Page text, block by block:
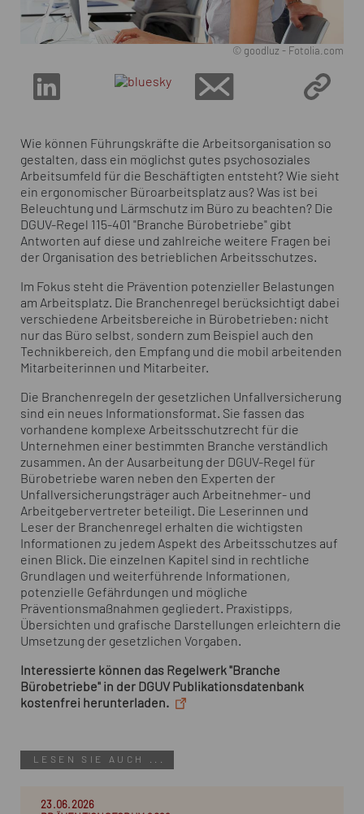
© goodluz - Fotolia.com
Wie können Führungskräfte die Arbeitsorganisation so
gestalten, dass ein möglichst gutes psychosoziales
Arbeitsumfeld für die Beschäftigten entsteht? Wie sieht
ein ergonomischer Büroarbeitsplatz aus? Was ist bei
Beleuchtung und Lärmschutz im Büro zu beachten? Die
DGUV-Regel 115-401 "Branche Bürobetriebe" gibt
Antworten auf diese und zahlreiche weitere Fragen bei
der Organisation des betrieblichen Arbeitsschutzes.
Im Fokus steht die Prävention potenzieller Belastungen
am Arbeitsplatz. Die Branchenregel berücksichtigt dabei
verschiedene Arbeitsbereiche in Bürobetrieben: nicht
nur das Büro selbst, sondern zum Beispiel auch den
Technikbereich, den Empfang und die mobil arbeitenden
Mitarbeiterinnen und Mitarbeiter.
Die Branchenregeln der gesetzlichen Unfallversicherung
sind ein neues Informationsformat. Sie fassen das
vorhandene komplexe Arbeitsschutzrecht für die
Unternehmen einer bestimmten Branche verständlich
zusammen. An der Ausarbeitung der DGUV-Regel für
Bürobetriebe waren neben den Experten der
Unfallversicherungsträger auch Arbeitnehmer- und
Arbeitgebervertreter beteiligt. Die Leserinnen und
Leser der Branchenregel erhalten die wichtigsten
Informationen zu jedem Aspekt des Arbeitsschutzes auf
einen Blick. Die einzelnen Kapitel sind in rechtliche
Grundlagen und weiterführende Informationen,
potenzielle Gefährdungen und mögliche
Präventionsmaßnahmen gegliedert. Praxistipps,
Übersichten und grafische Darstellungen erleichtern die
Umsetzung der gesetzlichen Vorgaben.
Interessierte können das Regelwerk "Branche
Bürobetriebe" in der DGUV Publikationsdatenbank
kostenfrei herunterladen.
LESEN SIE AUCH ...
23.06.2026